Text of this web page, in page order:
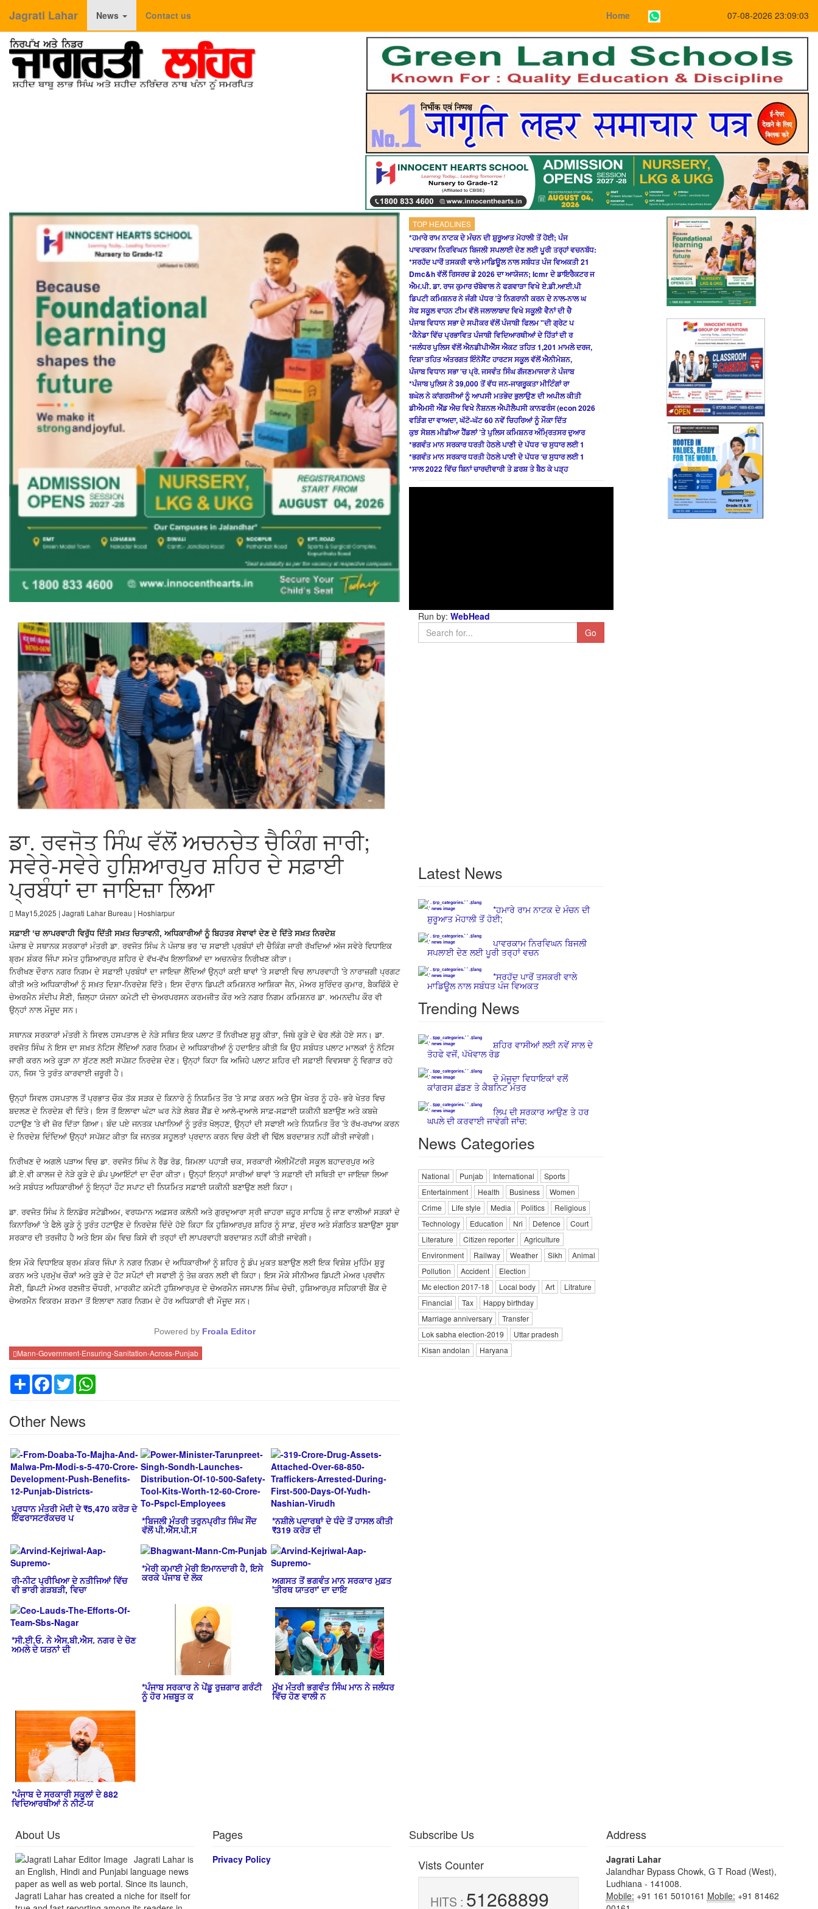
Jagrati Lahar News Contact us Home 07-08-2026 23:09:03
ਡਾ. ਰਵਜੋਤ ਸਿੰਘ ਵੱਲੋਂ ਅਚਨਚੇਤ ਚੈਕਿੰਗ ਜਾਰੀ;
ਸਵੇਰੇ-ਸਵੇਰੇ ਹੁਸ਼ਿਆਰਪੁਰ ਸ਼ਹਿਰ ਦੇ ਸਫ਼ਾਈ
ਪ੍ਰਬੰਧਾਂ ਦਾ ਜਾਇਜ਼ਾ ਲਿਆ
May15,2025 | Jagrati Lahar Bureau | Hoshiarpur
ਸਫ਼ਾਈ ‘ਚ ਲਾਪਰਵਾਹੀ ਵਿਰੁੱਧ ਦਿੱਤੀ ਸਖ਼ਤ ਚਿਤਾਵਨੀ, ਅਧਿਕਾਰੀਆਂ ਨੂੰ ਬਿਹਤਰ ਸੇਵਾਵਾਂ ਦੇਣ ਦੇ ਦਿੱਤੇ ਸਖ਼ਤ ਨਿਰਦੇਸ਼
ਪੰਜਾਬ ਦੇ ਸਥਾਨਕ ਸਰਕਾਰਾਂ ਮੰਤਰੀ ਡਾ. ਰਵਜੋਤ ਸਿੰਘ ਨੇ ਪੰਜਾਬ ਭਰ ‘ਚ ਸਫਾਈ ਪ੍ਰਬੰਧਾਂ ਦੀ ਚੈਕਿੰਗ ਜਾਰੀ ਰੱਖਦਿਆਂ ਅੱਜ ਸਵੇਰੇ ਵਿਧਾਇਕ
ਬ੍ਰਮ ਸ਼ੰਕਰ ਜਿੰਪਾ ਸਮੇਤ ਹੁਸ਼ਿਆਰਪੁਰ ਸ਼ਹਿਰ ਦੇ ਵੱਖ-ਵੱਖ ਇਲਾਕਿਆਂ ਦਾ ਅਚਨਚੇਤ ਨਿਰੀਖਣ ਕੀਤਾ।
ਨਿਰੀਖਣ ਦੌਰਾਨ ਨਗਰ ਨਿਗਮ ਦੇ ਸਫ਼ਾਈ ਪ੍ਰਬੰਧਾਂ ਦਾ ਜਾਇਜ਼ਾ ਲੈਂਦਿਆਂ ਉਨ੍ਹਾਂ ਕਈ ਥਾਵਾਂ 'ਤੇ ਸਫਾਈ ਵਿਚ ਲਾਪਰਵਾਹੀ 'ਤੇ ਨਾਰਾਜ਼ਗੀ ਪ੍ਰਗਟ
ਕੀਤੀ ਅਤੇ ਅਧਿਕਾਰੀਆਂ ਨੂੰ ਸਖ਼ਤ ਦਿਸ਼ਾ-ਨਿਰਦੇਸ਼ ਦਿੱਤੇ। ਇਸ ਦੌਰਾਨ ਡਿਪਟੀ ਕਮਿਸ਼ਨਰ ਆਸ਼ਿਕਾ ਜੈਨ, ਮੇਅਰ ਸੁਰਿੰਦਰ ਕੁਮਾਰ, ਬੈਕਫਿੰਕੋ ਦੇ
ਚੇਅਰਮੈਨ ਸੰਦੀਪ ਸੈਣੀ, ਜ਼ਿਲ੍ਹਾ ਯੋਜਨਾ ਕਮੇਟੀ ਦੀ ਚੇਅਰਪਰਸਨ ਕਰਮਜੀਤ ਕੌਰ ਅਤੇ ਨਗਰ ਨਿਗਮ ਕਮਿਸ਼ਨਰ ਡਾ. ਅਮਨਦੀਪ ਕੌਰ ਵੀ
ਉਨ੍ਹਾਂ ਨਾਲ ਮੌਜੂਦ ਸਨ।
ਸਥਾਨਕ ਸਰਕਾਰਾਂ ਮੰਤਰੀ ਨੇ ਸਿਵਲ ਹਸਪਤਾਲ ਦੇ ਨੇੜੇ ਸਥਿਤ ਇਕ ਪਲਾਟ ਤੋਂ ਨਿਰੀਖਣ ਸ਼ੁਰੂ ਕੀਤਾ, ਜਿਥੇ ਕੂੜੇ ਦੇ ਢੇਰ ਲੱਗੇ ਹੋਏ ਸਨ। ਡਾ.
ਰਵਜੋਤ ਸਿੰਘ ਨੇ ਇਸ ਦਾ ਸਖ਼ਤ ਨੋਟਿਸ ਲੈਂਦਿਆਂ ਨਗਰ ਨਿਗਮ ਦੇ ਅਧਿਕਾਰੀਆਂ ਨੂੰ ਹਦਾਇਤ ਕੀਤੀ ਕਿ ਉਹ ਸਬੰਧਤ ਪਲਾਟ ਮਾਲਕਾਂ ਨੂੰ ਨੋਟਿਸ
ਜਾਰੀ ਕਰਨ ਅਤੇ ਕੂੜਾ ਨਾ ਸੁੱਟਣ ਲਈ ਸਪੱਸ਼ਟ ਨਿਰਦੇਸ਼ ਦੇਣ। ਉਨ੍ਹਾਂ ਕਿਹਾ ਕਿ ਅਜਿਹੇ ਪਲਾਟ ਸ਼ਹਿਰ ਦੀ ਸਫ਼ਾਈ ਵਿਵਸਥਾ ਨੂੰ ਵਿਗਾੜ ਰਹੇ
ਹਨ, ਜਿਸ 'ਤੇ ਤੁਰੰਤ ਕਾਰਵਾਈ ਜ਼ਰੂਰੀ ਹੈ।
ਉਨ੍ਹਾਂ ਸਿਵਲ ਹਸਪਤਾਲ ਤੋਂ ਪ੍ਰਭਾਤ ਚੌਕ ਤੱਕ ਸੜਕ ਦੇ ਕਿਨਾਰੇ ਨੂੰ ਨਿਯਮਿਤ ਤੌਰ 'ਤੇ ਸਾਫ਼ ਕਰਨ ਅਤੇ ਉਸ ਖੇਤਰ ਨੂੰ ਹਰੇ- ਭਰੇ ਖੇਤਰ ਵਿਚ
ਬਦਲਣ ਦੇ ਨਿਰਦੇਸ਼ ਵੀ ਦਿੱਤੇ। ਇਸ ਤੋਂ ਇਲਾਵਾ ਘੰਟਾ ਘਰ ਨੇੜੇ ਲੇਬਰ ਸ਼ੈੱਡ ਦੇ ਆਲੇ-ਦੁਆਲੇ ਸਾਫ਼-ਸਫ਼ਾਈ ਯਕੀਨੀ ਬਣਾਉਣ ਅਤੇ ਕਬਜ਼ੇ
ਹਟਾਉਣ 'ਤੇ ਵੀ ਜ਼ੋਰ ਦਿੱਤਾ ਗਿਆ। ਬੰਦ ਪਏ ਜਨਤਕ ਪਖਾਨਿਆਂ ਨੂੰ ਤੁਰੰਤ ਖੋਲ੍ਹਣ, ਉਨ੍ਹਾਂ ਦੀ ਸਫਾਈ ਅਤੇ ਨਿਯਮਿਤ ਤੌਰ 'ਤੇ ਰੱਖ-ਰਖਾਅ ਕਰਨ
ਦੇ ਨਿਰਦੇਸ਼ ਦਿੰਦਿਆਂ ਉਨ੍ਹਾਂ ਸਪੱਸ਼ਟ ਕੀਤਾ ਕਿ ਜਨਤਕ ਸਹੂਲਤਾਂ ਪ੍ਰਦਾਨ ਕਰਨ ਵਿਚ ਕੋਈ ਵੀ ਢਿੱਲ ਬਰਦਾਸ਼ਤ ਨਹੀਂ ਕੀਤੀ ਜਾਵੇਗੀ।
ਨਿਰੀਖਣ ਦੇ ਅਗਲੇ ਪੜਾਅ ਵਿਚ ਡਾ. ਰਵਜੋਤ ਸਿੰਘ ਨੇ ਰੈੱਡ ਰੋਡ, ਸ਼ਿਮਲਾ ਪਹਾੜੀ ਚਕ, ਸਰਕਾਰੀ ਐਲੀਮੈਂਟਰੀ ਸਕੂਲ ਬਹਾਦਰਪੁਰ ਅਤੇ
ਡੀ.ਏ.ਵੀ ਕਾਲਜ ਦੇ ਨੇੜੇ ਕੂੜੇ ਦੇ ਡੰਪ ਪੁਆਇੰਟਾਂ ਦਾ ਦੌਰਾ ਕੀਤਾ। ਉਨ੍ਹਾਂ ਇਨ੍ਹਾਂ ਸਾਰੀਆਂ ਥਾਵਾਂ 'ਤੇ ਸਫ਼ਾਈ ਦੀ ਸਥਿਤੀ ਦਾ ਜਾਇਜ਼ਾ ਲਿਆ
ਅਤੇ ਸਬੰਧਤ ਅਧਿਕਾਰੀਆਂ ਨੂੰ ਇਨ੍ਹਾਂ ਹੌਟ ਸਪਾਟ ਦੀ ਨਿਯਮਿਤ ਸਫ਼ਾਈ ਯਕੀਨੀ ਬਣਾਉਣ ਲਈ ਕਿਹਾ।
ਡਾ. ਰਵਜੋਤ ਸਿੰਘ ਨੇ ਇਨਡੋਰ ਸਟੇਡੀਅਮ, ਵਰਧਮਾਨ ਅਫ਼ਸਰ ਕਲੋਨੀ ਅਤੇ ਗੁਰਦੁਆਰਾ ਸ੍ਰੀ ਜ਼ਾਹਰਾ ਜ਼ਹੂਰ ਸਾਹਿਬ ਨੂੰ ਜਾਣ ਵਾਲੀਆਂ ਸੜਕਾਂ ਦੇ
ਕਿਨਾਰਿਆਂ 'ਤੇ ਫੈਲੇ ਕੂੜੇ ਨੂੰ ਤੁਰੰਤ ਹਟਾਉਣ ਦੇ ਨਿਰਦੇਸ਼ ਦਿੰਦੇ ਹੋਏ ਕਿਹਾ ਕਿ ਹੁਸ਼ਿਆਰਪੁਰ ਸ਼ਹਿਰ ਨੂੰ ਸਾਫ਼, ਸੁੰਦਰ ਅਤੇ ਸੰਗਠਿਤ ਬਣਾਉਣਾ ਸੂਬਾ
ਸਰਕਾਰ ਦੀ ਤਰਜੀਹ ਹੈ ਅਤੇ ਇਸ ਕੰਮ ਵਿਚ ਕਿਸੇ ਵੀ ਤਰ੍ਹਾਂ ਦੀ ਲਾਪਰਵਾਹੀ ਬਰਦਾਸ਼ਤ ਨਹੀਂ ਕੀਤੀ ਜਾਵੇਗੀ।
ਇਸ ਮੌਕੇ ਵਿਧਾਇਕ ਬ੍ਰਮ ਸ਼ੰਕਰ ਜਿੰਪਾ ਨੇ ਨਗਰ ਨਿਗਮ ਦੇ ਅਧਿਕਾਰੀਆਂ ਨੂੰ ਸ਼ਹਿਰ ਨੂੰ ਡੰਪ ਮੁਕਤ ਬਣਾਉਣ ਲਈ ਇਕ ਵਿਸ਼ੇਸ਼ ਮੁਹਿੰਮ ਸ਼ੁਰੂ
ਕਰਨ ਅਤੇ ਪ੍ਰਮੁੱਖ ਚੌਕਾਂ ਅਤੇ ਕੂੜੇ ਦੇ ਹੌਟ ਸਪੌਟਾਂ ਦੀ ਸਫਾਈ ਨੂੰ ਤੇਜ਼ ਕਰਨ ਲਈ ਵੀ ਕਿਹਾ। ਇਸ ਮੌਕੇ ਸੀਨੀਅਰ ਡਿਪਟੀ ਮੇਅਰ ਪ੍ਰਵੀਨ
ਸੈਣੀ, ਡਿਪਟੀ ਮੇਅਰ ਰਣਜੀਤ ਚੌਧਰੀ, ਮਾਰਕੀਟ ਕਮੇਟੀ ਹੁਸ਼ਿਆਰਪੁਰ ਦੇ ਚੇਅਰਮੈਨ ਜਸਪਾਲ ਸਿੰਘ ਚੇਚੀ, ਹੁਸ਼ਿਆਰਪੁਰ ਸਹਿਕਾਰੀ ਬੈਂਕ ਦੇ
ਚੇਅਰਮੈਨ ਵਿਕਰਮ ਸ਼ਰਮਾ ਤੋਂ ਇਲਾਵਾ ਨਗਰ ਨਿਗਮ ਦੇ ਹੋਰ ਅਧਿਕਾਰੀ ਵੀ ਮੌਜੂਦ ਸਨ।
Powered by Froala Editor
Mann-Government-Ensuring-Sanitation-Across-Punjab
Share Facebook
Twitter
Other News
ਪ੍ਰਧਾਨ ਮੰਤਰੀ ਮੋਦੀ ਦੇ ₹5,470 ਕਰੋੜ ਦੇ
ਇੰਫਰਾਸਟਰੱਕਚਰ ਪ *ਬਿਜਲੀ ਮੰਤਰੀ ਤਰੁਨਪ੍ਰੀਤ ਸਿੰਘ ਸੌਂਦ
ਵੱਲੋਂ ਪੀ.ਐੱਸ.ਪੀ.ਸ
*ਨਸ਼ੀਲੇ ਪਦਾਰਥਾਂ ਦੇ ਧੰਦੇ ਤੋਂ ਹਾਸਲ ਕੀਤੀ
₹319 ਕਰੋੜ ਦੀ
ਰੀ-ਨੀਟ ਪ੍ਰੀਖਿਆ ਦੇ ਨਤੀਜਿਆਂ ਵਿੱਚ
ਵੀ ਭਾਰੀ ਗੜਬੜੀ, ਵਿਚਾ
*ਮੇਰੀ ਕਮਾਈ ਮੇਰੀ ਇਮਾਨਦਾਰੀ ਹੈ, ਇਸੇ
ਕਰਕੇ ਪੰਜਾਬ ਦੇ ਲੋਕ ਅਗਸਤ ਤੋਂ ਭਗਵੰਤ ਮਾਨ ਸਰਕਾਰ ਮੁਫ਼ਤ
'ਤੀਰਥ ਯਾਤਰਾ' ਦਾ ਦਾਇ
*ਸੀ.ਈ.ਓ. ਨੇ ਐਸ.ਬੀ.ਐਸ. ਨਗਰ ਦੇ ਚੋਣ
ਅਮਲੇ ਦੇ ਯਤਨਾਂ ਦੀ
*ਪੰਜਾਬ ਸਰਕਾਰ ਨੇ ਪੇਂਡੂ ਰੁਜ਼ਗਾਰ ਗਰੰਟੀ
ਨੂੰ ਹੋਰ ਮਜ਼ਬੂਤ ਕ
ਮੁੱਖ ਮੰਤਰੀ ਭਗਵੰਤ ਸਿੰਘ ਮਾਨ ਨੇ ਜਲੰਧਰ
ਵਿੱਚ ਹੋਣ ਵਾਲੀ ਨ
*ਪੰਜਾਬ ਦੇ ਸਰਕਾਰੀ ਸਕੂਲਾਂ ਦੇ 882
ਵਿਦਿਆਰਥੀਆਂ ਨੇ ਨੀਟ-ਯ
TOP HEADLINES
*ਹਮਾਰੇ ਰਾਮ ਨਾਟਕ ਦੇ ਮੰਚਨ ਦੀ ਸ਼ੁਰੂਆਤ ਮੋਹਾਲੀ ਤੋਂ ਹੋਈ; ਪੰਜ
ਪਾਵਰਕਾਮ ਨਿਰਵਿਘਨ ਬਿਜਲੀ ਸਪਲਾਈ ਦੇਣ ਲਈ ਪੂਰੀ ਤਰ੍ਹਾਂ ਵਚਨਬੱਧ:
*ਸਰਹੱਦ ਪਾਰੋਂ ਤਸਕਰੀ ਵਾਲੇ ਮਾਡਿਊਲ ਨਾਲ ਸਬੰਧਤ ਪੰਜ ਵਿਅਕਤੀ 21
Dmc&h ਵੱਲੋਂ ਰਿਸਰਚ ਡੇ 2026 ਦਾ ਆਯੋਜਨ; Icmr ਦੇ ਡਾਇਰੈਕਟਰ ਜ
ਐਮ.ਪੀ. ਡਾ. ਰਾਜ ਕੁਮਾਰ ਚੱਬੇਵਾਲ ਨੇ ਫਗਵਾੜਾ ਵਿਖੇ ਏ.ਡੀ.ਆਈ.ਪੀ
ਡਿਪਟੀ ਕਮਿਸ਼ਨਰ ਨੇ ਜੰਗੀ ਪੱਧਰ ’ਤੇ ਨਿਗਰਾਨੀ ਕਰਨ ਦੇ ਨਾਲ-ਨਾਲ ਘ
ਸੇਫ ਸਕੂਲ ਵਾਹਨ ਟੀਮ ਵੱਲੋ ਜਲਾਲਾਬਾਦ ਵਿਖੇ ਸਕੂਲੀ ਵੈਨਾਂ ਦੀ ਚੈ
ਪੰਜਾਬ ਵਿਧਾਨ ਸਭਾ ਦੇ ਸਪੀਕਰ ਵੱਲੋਂ ਪੰਜਾਬੀ ਫਿਲਮ "ਦੀ ਗ੍ਰੇਟ ਪ
*ਕੈਨੇਡਾ ਵਿੱਚ ਪ੍ਰਭਾਵਿਤ ਪੰਜਾਬੀ ਵਿਦਿਆਰਥੀਆਂ ਦੇ ਹਿੱਤਾਂ ਦੀ ਰ
*ਜਲੰਧਰ ਪੁਲਿਸ ਵੱਲੋਂ ਐਨਡੀਪੀਐੱਸ ਐਕਟ ਤਹਿਤ 1,201 ਮਾਮਲੇ ਦਰਜ,
ਦਿਸ਼ਾ ਤਹਿਤ ਅੰਤਰਗਤ ਇੰਨੋਸੈਂਟ ਹਾਰਟਸ ਸਕੂਲ ਵੱਲੋਂ ਐਨੀਮੇਸ਼ਨ,
ਪੰਜਾਬ ਵਿਧਾਨ ਸਭਾ 'ਚ ਪ੍ਰੋ. ਜਸਵੰਤ ਸਿੰਘ ਗੱਜਣਮਾਜਰਾ ਨੇ ਪੰਜਾਬ
*ਪੰਜਾਬ ਪੁਲਿਸ ਨੇ 39,000 ਤੋਂ ਵੱਧ ਜਨ-ਜਾਗਰੂਕਤਾ ਮੀਟਿੰਗਾਂ ਰਾ
ਬਘੇਲ ਨੇ ਕਾਂਗਰਸੀਆਂ ਨੂੰ ਆਪਸੀ ਮਤਭੇਦ ਭੁਲਾਉਣ ਦੀ ਅਪੀਲ ਕੀਤੀ
ਡੀਐਮਸੀ ਐਂਡ ਐਚ ਵਿਖੇ ਨੈਸ਼ਨਲ ਐਪੀਲੈਪਸੀ ਕਾਨਫਰੰਸ (econ 2026
ਵੜਿੰਗ ਦਾ ਵਾਅਦਾ, ਘੱਟੋ-ਘੱਟ 60 ਨਵੇਂ ਚਿਹਰਿਆਂ ਨੂੰ ਮੌਕਾ ਦਿੱਤ
ਕੁਝ ਸੋਸ਼ਲ ਮੀਡੀਆ ਹੈਂਡਲਾਂ ’ਤੇ ਪੁਲਿਸ ਕਮਿਸ਼ਨਰ ਅੰਮ੍ਰਿਤਸਰ ਦੁਆਰ
*ਭਗਵੰਤ ਮਾਨ ਸਰਕਾਰ ਧਰਤੀ ਹੇਠਲੇ ਪਾਣੀ ਦੇ ਪੱਧਰ ‘ਚ ਸੁਧਾਰ ਲਈ 1
*ਭਗਵੰਤ ਮਾਨ ਸਰਕਾਰ ਧਰਤੀ ਹੇਠਲੇ ਪਾਣੀ ਦੇ ਪੱਧਰ ‘ਚ ਸੁਧਾਰ ਲਈ 1
*ਸਾਲ 2022 ਵਿੱਚ ਬਿਨਾਂ ਚਾਰਦੀਵਾਰੀ ਤੇ ਫ਼ਰਸ਼ ਤੇ ਬੈਠ ਕੇ ਪੜ੍ਹ
Run by: WebHead
Latest News
*ਹਮਾਰੇ ਰਾਮ ਨਾਟਕ ਦੇ ਮੰਚਨ ਦੀ
ਸ਼ੁਰੂਆਤ ਮੋਹਾਲੀ ਤੋਂ ਹੋਈ;
ਪਾਵਰਕਾਮ ਨਿਰਵਿਘਨ ਬਿਜਲੀ
ਸਪਲਾਈ ਦੇਣ ਲਈ ਪੂਰੀ ਤਰ੍ਹਾਂ ਵਚਨ
*ਸਰਹੱਦ ਪਾਰੋਂ ਤਸਕਰੀ ਵਾਲੇ
ਮਾਡਿਊਲ ਨਾਲ ਸਬੰਧਤ ਪੰਜ ਵਿਅਕਤ
Trending News
ਸ਼ਹਿਰ ਵਾਸੀਆਂ ਲਈ ਨਵੇਂ ਸਾਲ ਦੇ
ਤੋਹਫੇ ਵਜੋਂ, ਪੱਖੋਵਾਲ ਰੋਡ
ਦੋ ਮੋਜੂਦਾ ਵਿਧਾਇਕਾਂ ਵਲੋਂ
ਕਾਂਗਰਸ ਛੱਡਣ ਤੇ ਕੈਬਨਿਟ ਮੰਤਰ
ਲਿਪ ਦੀ ਸਰਕਾਰ ਆਉਣ ਤੇ ਹਰ
ਘਪਲੇ ਦੀ ਕਰਵਾਈ ਜਾਵੇਗੀ ਜਾਂਚ:
News Categories
National Punjab International
Sports
Entertainment
Health Business
Women
Crime
Life style Media Politics
Religious
Technology
Education Nri Defence
Court
Literature
Citizen reporter
Agriculture
Environment
Railway Weather Sikh
Animal
Pollution
Accident
Election
Mc election 2017-18
Local body Art
Litrature
Financial
Tax
Happy birthday
Marriage anniversary
Transfer
Lok sabha election-2019
Uttar pradesh
Kisan andolan
Haryana
About Us
Jagrati Lahar is
an English, Hindi and Punjabi language news
paper as well as web portal. Since its launch,
Jagrati Lahar has created a niche for itself for
Pages
Privacy Policy
Subscribe Us
Vists Counter
HITS : 51268899
Address
Jagrati Lahar
Jalandhar Bypass Chowk, G T Road (West),
Ludhiana - 141008.
Mobile: +91 161 5010161 Mobile: +91 81462